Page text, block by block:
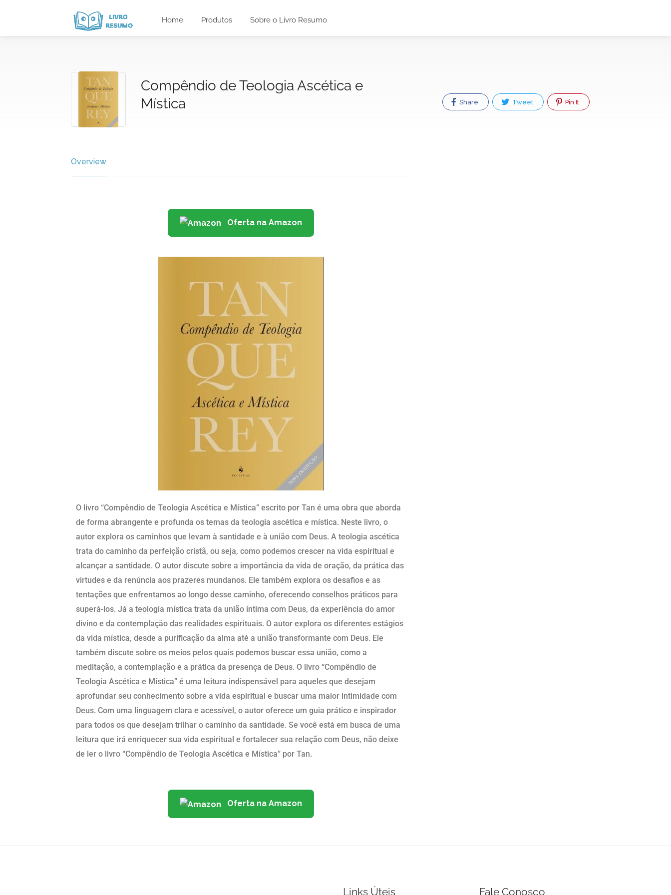
Home Produtos Sobre o Livro Resumo
Compêndio de Teologia Ascética e
Mística
Overview
Oferta na Amazon
O livro “Compêndio de Teologia Ascética e Mística” escrito por Tan é uma obra que aborda
de forma abrangente e profunda os temas da teologia ascética e mística. Neste livro, o
autor explora os caminhos que levam à santidade e à união com Deus. A teologia ascética
trata do caminho da perfeição cristã, ou seja, como podemos crescer na vida espiritual e
alcançar a santidade. O autor discute sobre a importância da vida de oração, da prática das
virtudes e da renúncia aos prazeres mundanos. Ele também explora os desafios e as
tentações que enfrentamos ao longo desse caminho, oferecendo conselhos práticos para
superá-los. Já a teologia mística trata da união íntima com Deus, da experiência do amor
divino e da contemplação das realidades espirituais. O autor explora os diferentes estágios
da vida mística, desde a purificação da alma até a união transformante com Deus. Ele
também discute sobre os meios pelos quais podemos buscar essa união, como a
meditação, a contemplação e a prática da presença de Deus. O livro “Compêndio de
Teologia Ascética e Mística” é uma leitura indispensável para aqueles que desejam
aprofundar seu conhecimento sobre a vida espiritual e buscar uma maior intimidade com
Deus. Com uma linguagem clara e acessível, o autor oferece um guia prático e inspirador
para todos os que desejam trilhar o caminho da santidade. Se você está em busca de uma
leitura que irá enriquecer sua vida espiritual e fortalecer sua relação com Deus, não deixe
de ler o livro “Compêndio de Teologia Ascética e Mística” por Tan.
Oferta na Amazon
Share Tweet Pin It
Links Úteis Fale Conosco